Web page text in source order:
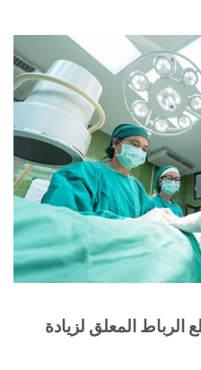
المعلق لزيادة